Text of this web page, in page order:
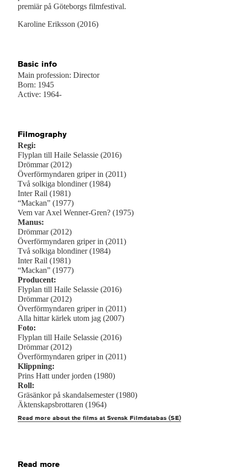
premiär på Göteborgs filmfestival.
Karoline Eriksson (2016)
Basic info
Main profession: Director
Born: 1945
Active: 1964-
Filmography
Regi:
Flyplan till Haile Selassie (2016)
Drömmar (2012)
Överförmyndaren griper in (2011)
Två solkiga blondiner (1984)
Inter Rail (1981)
“Mackan” (1977)
Vem var Axel Wenner-Gren? (1975)
Manus:
Drömmar (2012)
Överförmyndaren griper in (2011)
Två solkiga blondiner (1984)
Inter Rail (1981)
“Mackan” (1977)
Producent:
Flyplan till Haile Selassie (2016)
Drömmar (2012)
Överförmyndaren griper in (2011)
Alla hittar kärlek utom jag (2007)
Foto:
Flyplan till Haile Selassie (2016)
Drömmar (2012)
Överförmyndaren griper in (2011)
Klippning:
Prins Hatt under jorden (1980)
Roll:
Gräsänkor på skandalsemester (1980)
Äktenskapsbrottaren (1964)
Read more about the films at Svensk Filmdatabas (SE)
Read more